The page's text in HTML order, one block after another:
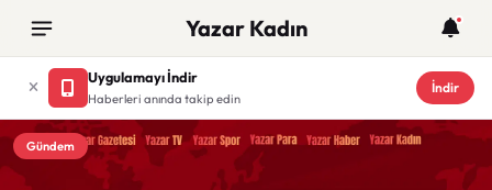
Yazar Kadın
Uygulamayı İndir
Haberleri anında takip edin
İndir
Gündem